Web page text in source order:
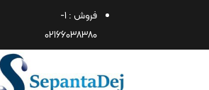
فروش : 1-
02166038380